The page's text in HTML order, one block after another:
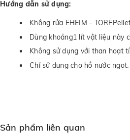
Hướng dẫn sử dụng:
Không rửa EHEIM -
Dùng khoảng1 lít vật liệu này
Không sử dụng với than hoạt
Chỉ sử dụng cho hồ nước ngọt.
Sản phẩm liên quan